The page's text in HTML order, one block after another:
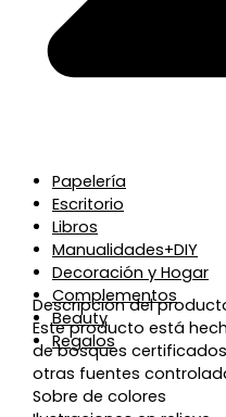
Papelería
Escritorio
Libros
Manualidades+DIY
Decoración y Hogar
Complementos
Beauty
Regalos
Descripción del
Este producto está
de bosques
otras fuentes
Sobre de colores